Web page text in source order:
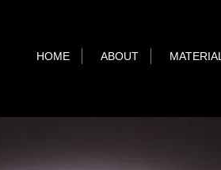
HOME ABOUT MATERIAL